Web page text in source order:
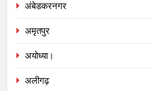
अंबेडकरनगर
अमृतपुर
अयोध्या।
अलीगढ़